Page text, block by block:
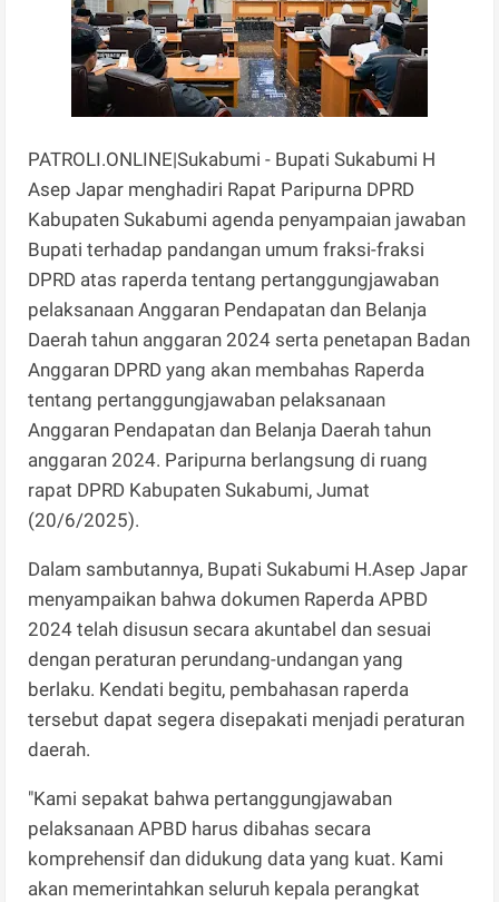
PATROLI.ONLINE|Sukabumi - Bupati Sukabumi H
Asep Japar menghadiri Rapat Paripurna DPRD
Kabupaten Sukabumi agenda penyampaian jawaban
Bupati terhadap pandangan umum fraksi-fraksi
DPRD atas raperda tentang pertanggungjawaban
pelaksanaan Anggaran Pendapatan dan Belanja
Daerah tahun anggaran 2024 serta penetapan Badan
Anggaran DPRD yang akan membahas Raperda
tentang pertanggungjawaban pelaksanaan
Anggaran Pendapatan dan Belanja Daerah tahun
anggaran 2024. Paripurna berlangsung di ruang
rapat DPRD Kabupaten Sukabumi, Jumat
(20/6/2025).
Dalam sambutannya, Bupati Sukabumi H.Asep Japar
menyampaikan bahwa dokumen Raperda APBD
2024 telah disusun secara akuntabel dan sesuai
dengan peraturan perundang-undangan yang
berlaku. Kendati begitu, pembahasan raperda
tersebut dapat segera disepakati menjadi peraturan
daerah.
"Kami sepakat bahwa pertanggungjawaban
pelaksanaan APBD harus dibahas secara
komprehensif dan didukung data yang kuat. Kami
akan memerintahkan seluruh kepala perangkat